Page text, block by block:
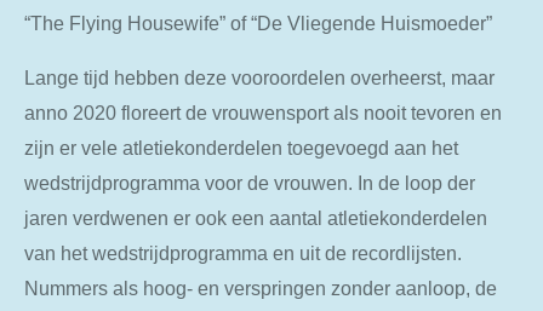
“The Flying Housewife” of “De Vliegende Huismoeder”
Lange tijd hebben deze vooroordelen overheerst, maar
anno 2020 floreert de vrouwensport als nooit tevoren en
zijn er vele atletiekonderdelen toegevoegd aan het
wedstrijdprogramma voor de vrouwen. In de loop der
jaren verdwenen er ook een aantal atletiekonderdelen
van het wedstrijdprogramma en uit de recordlijsten.
Nummers als hoog- en verspringen zonder aanloop, de